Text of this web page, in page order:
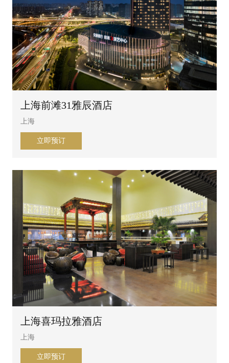
上海前滩31雅辰酒店
上海
立即预订
上海喜玛拉雅酒店
上海
立即预订